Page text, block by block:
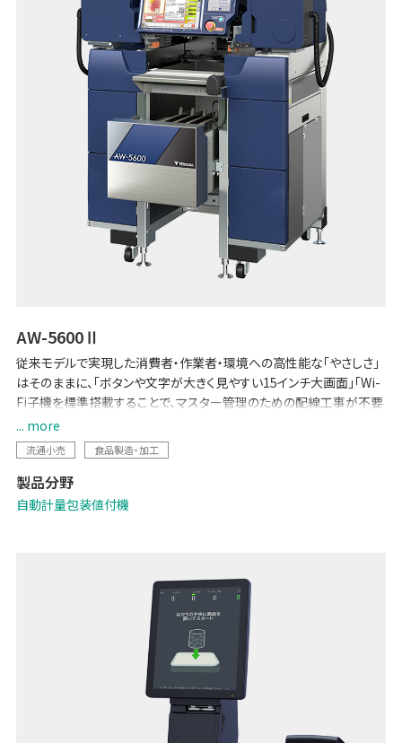
AW-5600Ⅱ
従来モデルで実現した消費者・作業者・環境への高性能な「やさしさ」
はそのままに、「ボタンや文字が大きく見やすい15インチ大画面」「Wi-
Fi子機を標準搭載することで、マスター管理のための配線工事が不要
に」など、各種機能を強化しました。POSとのデータ連携で生鮮バック
ルームの少人数運用を可能にする「生鮮向け生販管理ソリューション
-Pack on Time-」や「TERAOKA IoT サービス」にも対応しています。
... more
流通小売 食品製造・加工
製品分野
自動計量包装値付機